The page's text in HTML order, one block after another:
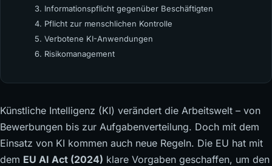
3. Informationspflicht gegenüber Beschäftigten
4. Pflicht zur menschlichen Kontrolle
5. Verbotene KI-Anwendungen
6. Risikomanagement
Künstliche Intelligenz (KI) verändert die Arbeitswelt – von
Bewerbungen bis zur Aufgabenverteilung. Doch mit dem
Einsatz von KI kommen auch neue Regeln. Die EU hat mit
dem EU AI Act (2024) klare Vorgaben geschaffen, um den